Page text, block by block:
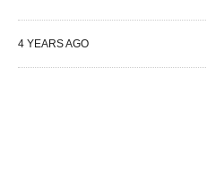
4 YEARS AGO